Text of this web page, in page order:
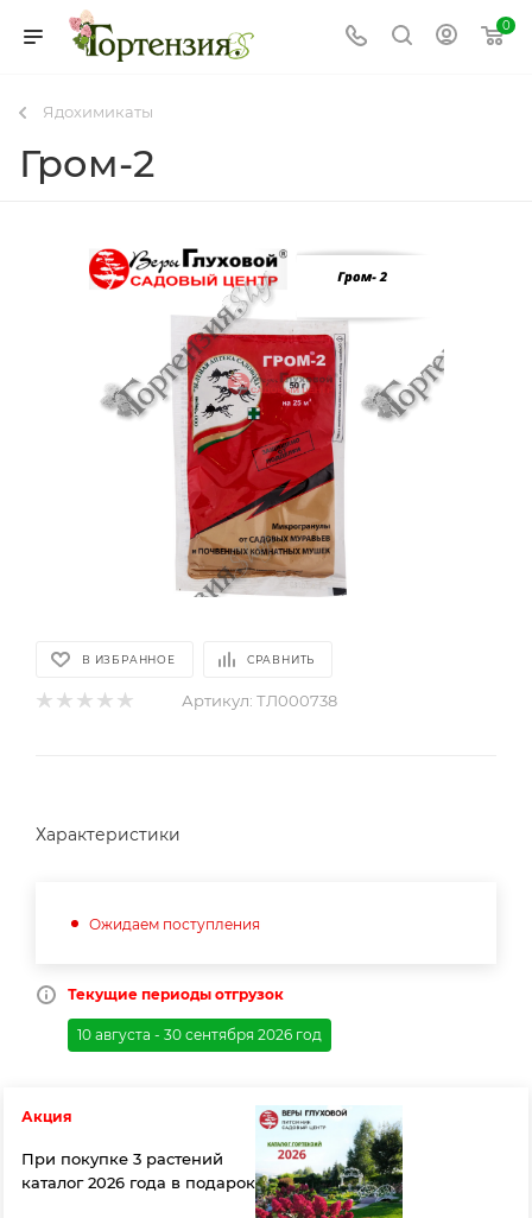
0
Ядохимикаты
Гром-2
В ИЗБРАННОЕ СРАВНИТЬ
Артикул: ТЛ000738
Характеристики
Ожидаем поступления
Текущие периоды отгрузок
10 августа - 30 сентября 2026 год
Акция
При покупке 3 растений
каталог 2026 года в подарок